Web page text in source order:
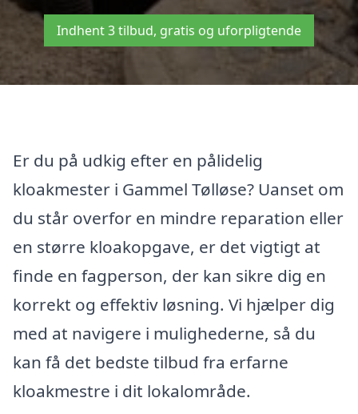
Indhent 3 tilbud, gratis og uforpligtende
Er du på udkig efter en pålidelig
kloakmester i Gammel Tølløse? Uanset om
du står overfor en mindre reparation eller
en større kloakopgave, er det vigtigt at
finde en fagperson, der kan sikre dig en
korrekt og effektiv løsning. Vi hjælper dig
med at navigere i mulighederne, så du
kan få det bedste tilbud fra erfarne
kloakmestre i dit lokalområde.